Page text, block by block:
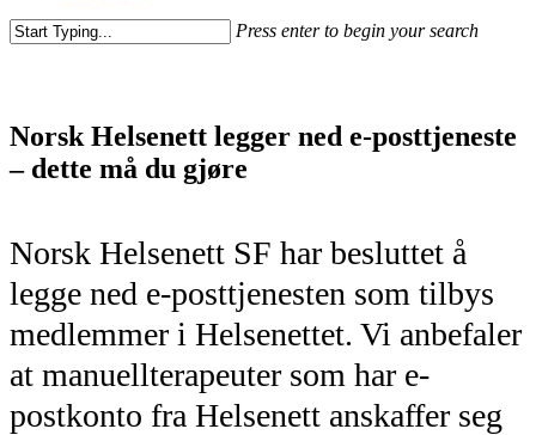
Press enter to begin your search
Norsk Helsenett legger ned e-posttjeneste
– dette må du gjøre
Norsk Helsenett SF har besluttet å
legge ned e-posttjenesten som tilbys
medlemmer i Helsenettet. Vi anbefaler
at manuellterapeuter som har e-
postkonto fra Helsenett anskaffer seg